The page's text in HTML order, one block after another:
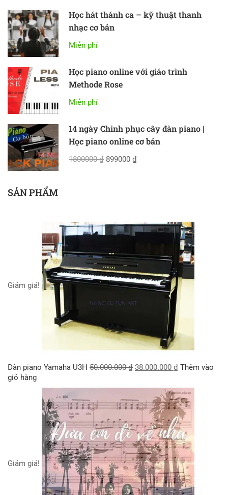
Học hát thánh ca – kỹ thuật thanh
nhạc cơ bản
Miễn phí
Học piano online với giáo trình
Methode Rose
Miễn phí
14 ngày Chinh phục cây đàn piano |
Học piano online cơ bản
1800000 ₫ 899000 ₫
SẢN PHẨM
Giảm giá!
Đàn piano Yamaha U3H 50.000.000₫ 38.000.000 ₫ Thêm vào
giỏ hàng
Giảm giá!